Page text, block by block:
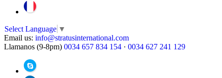
Select Language ▼
Email us: info@stratusinternational.com
Llamanos (9-8pm) 0034 657 834 154 · 0034 627 241 129